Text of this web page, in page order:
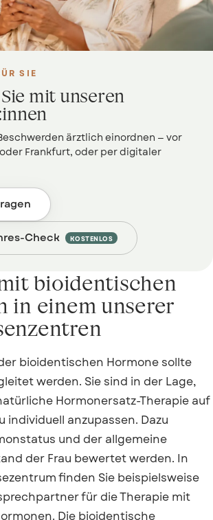
SIE
mit unseren
ärztlich einordnen — vor
Frankfurt, oder per digitaler
Check KOSTENLOS
bioidentischen
in einem unserer
bioidentischen Hormone sollte
werden. Sie sind in der Lage,
Hormonersatz-Therapie auf
individuell anzupassen. Dazu
und der allgemeine
der Frau bewertet werden. In
finden Sie beispielsweise
für die Therapie mit
Die bioidentische